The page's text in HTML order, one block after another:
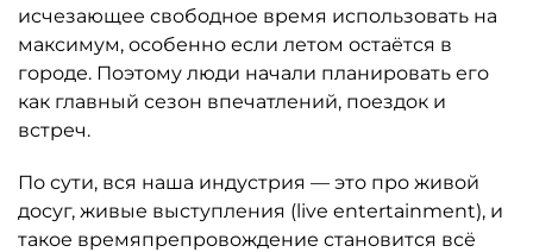
исчезающее свободное время использовать на
максимум, особенно если летом остаётся в
городе. Поэтому люди начали планировать его
как главный сезон впечатлений, поездок и
встреч.
По сути, вся наша индустрия — это про живой
досуг, живые выступления (live entertainment), и
такое времяпрепровождение становится всё